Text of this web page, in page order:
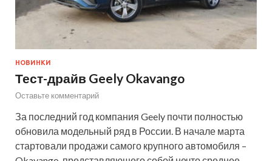
НОВИНКИ
Тест-драйв Geely Okavango
Оставьте комментарий
За последний год компания Geely почти полностью
обновила модельный ряд в России. В начале марта
стартовали продажи самого крупного автомобиля –